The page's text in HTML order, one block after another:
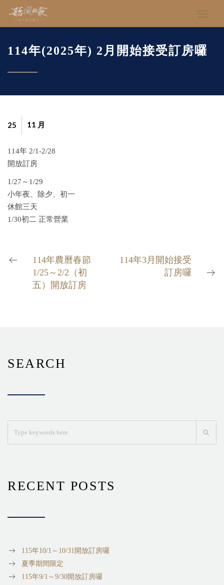
114年(2025年) 2月開始接受訂房囉
11 月
25
114年 2/1-2/28
開放訂房
1/27～1/29
小年夜、除夕、初一
休館三天
1/30初二 正常營業
114年農曆春節
1/25～2/2（初
五）開放訂房
114年3月開始接受
訂房囉
SEARCH
RECENT POSTS
115年10/1～10/31開放訂房囉
夏季期間限定
115年9/1～9/30開放訂房囉